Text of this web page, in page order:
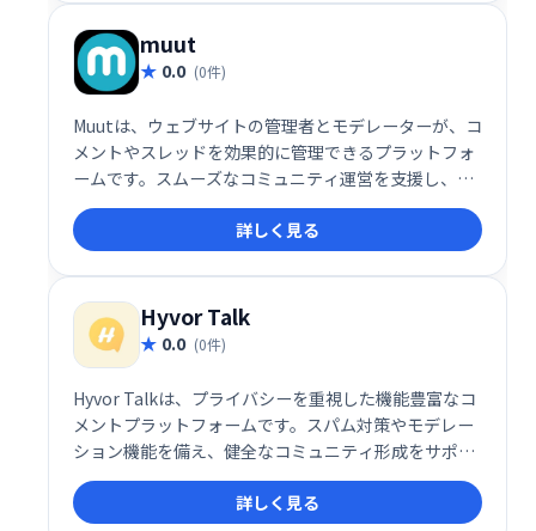
muut
0.0 (0件)
Muutは、ウェブサイトの管理者とモデレーターが、コ
メントやスレッドを効果的に管理できるプラットフォ
ームです。スムーズなコミュニティ運営を支援し、ユ
ーザー間の健全なコミュニケーションを促進します。
詳しく見る
Hyvor Talk
0.0 (0件)
Hyvor Talkは、プライバシーを重視した機能豊富なコ
メントプラットフォームです。スパム対策やモデレー
ション機能を備え、健全なコミュニティ形成をサポー
トします。
詳しく見る